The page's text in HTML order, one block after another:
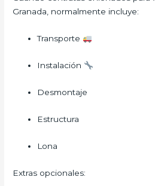
Granada, normalmente incluye:
Transporte
Instalación
Desmontaje
Estructura
Lona
Extras opcionales: